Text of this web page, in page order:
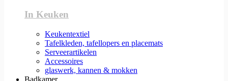
In Keuken
Keukentextiel
Tafelkleden, tafellopers en placemats
Serveerartikelen
Accessoires
glaswerk, kannen & mokken
Badkamer